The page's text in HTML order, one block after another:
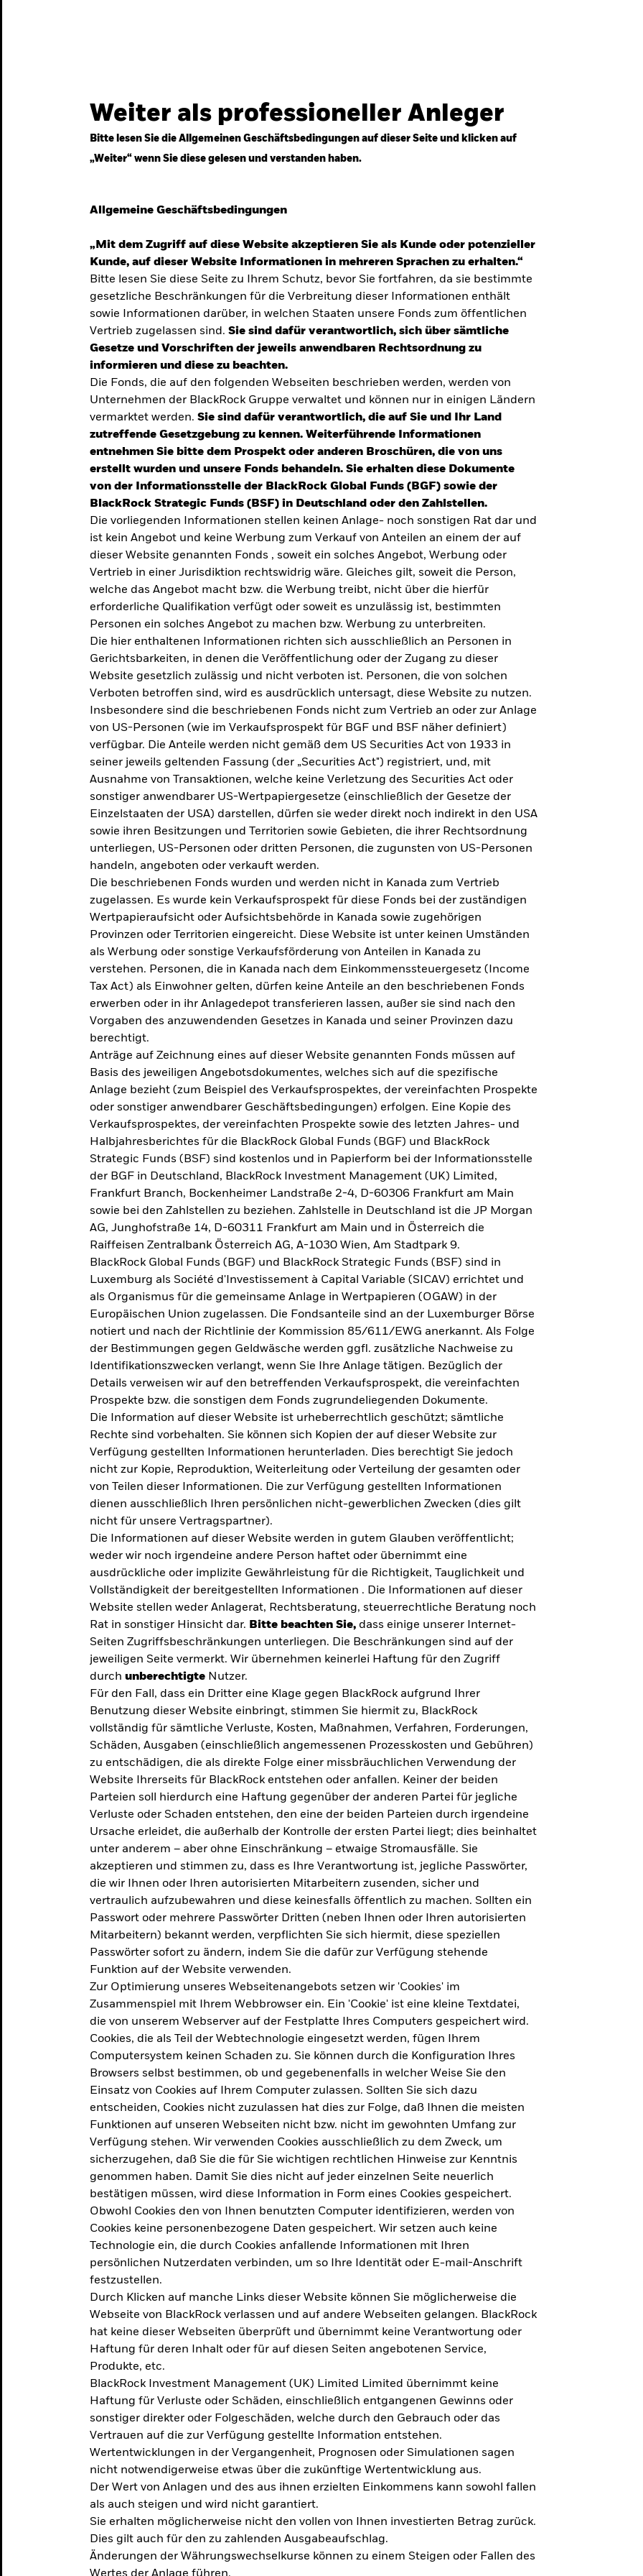
TRENDS & IDEEN
Entdecken Sie unsere
makroökonomischen
Einschätzungen und Anlageideen.
Aktuelle Einschätzungen
UMFRAGE ZUR ALTERSVORSORGE 2025
Realitätscheck Altersvorsorge. Wie
steht es um Ihre Altersvorsorge?
Zu den Ergebnissen
Die
in
das am
verfolgt das
demografische und
Vorschläge, um das
Den Bericht für Deutschland herunterladen
Den Bericht für Europa herunterladen
Weiter als professioneller Anleger
Bitte lesen Sie die Allgemeinen Geschäftsbedingungen auf dieser Seite und klicken auf
„Weiter“ wenn Sie diese gelesen und verstanden haben.
Allgemeine Geschäftsbedingungen
„Mit dem Zugriff auf diese Website akzeptieren Sie als Kunde oder potenzieller
Kunde, auf dieser Website Informationen in mehreren Sprachen zu erhalten.“
Bitte lesen Sie diese Seite zu Ihrem Schutz, bevor Sie fortfahren, da sie bestimmte
gesetzliche Beschränkungen für die Verbreitung dieser Informationen enthält
sowie Informationen darüber, in welchen Staaten unsere Fonds zum öffentlichen
Vertrieb zugelassen sind. Sie sind dafür verantwortlich, sich über sämtliche
Gesetze und Vorschriften der jeweils anwendbaren Rechtsordnung zu
informieren und diese zu beachten.
Die Fonds, die auf den folgenden Webseiten beschrieben werden, werden von
Unternehmen der BlackRock Gruppe verwaltet und können nur in einigen Ländern
vermarktet werden. Sie sind dafür verantwortlich, die auf Sie und Ihr Land
zutreffende Gesetzgebung zu kennen. Weiterführende Informationen
entnehmen Sie bitte dem Prospekt oder anderen Broschüren, die von uns
erstellt wurden und unsere Fonds behandeln. Sie erhalten diese Dokumente
von der Informationsstelle der BlackRock Global Funds (BGF) sowie der
BlackRock Strategic Funds (BSF) in Deutschland oder den Zahlstellen.
Die vorliegenden Informationen stellen keinen Anlage- noch sonstigen Rat dar und
ist kein Angebot und keine Werbung zum Verkauf von Anteilen an einem der auf
dieser Website genannten Fonds , soweit ein solches Angebot, Werbung oder
Vertrieb in einer Jurisdiktion rechtswidrig wäre. Gleiches gilt, soweit die Person,
welche das Angebot macht bzw. die Werbung treibt, nicht über die hierfür
erforderliche Qualifikation verfügt oder soweit es unzulässig ist, bestimmten
Personen ein solches Angebot zu machen bzw. Werbung zu unterbreiten.
Die hier enthaltenen Informationen richten sich ausschließlich an Personen in
Gerichtsbarkeiten, in denen die Veröffentlichung oder der Zugang zu dieser
Website gesetzlich zulässig und nicht verboten ist. Personen, die von solchen
Verboten betroffen sind, wird es ausdrücklich untersagt, diese Website zu nutzen.
Insbesondere sind die beschriebenen Fonds nicht zum Vertrieb an oder zur Anlage
von US-Personen (wie im Verkaufsprospekt für BGF und BSF näher definiert)
verfügbar. Die Anteile werden nicht gemäß dem US Securities Act von 1933 in
seiner jeweils geltenden Fassung (der „Securities Act") registriert, und, mit
Ausnahme von Transaktionen, welche keine Verletzung des Securities Act oder
sonstiger anwendbarer US-Wertpapiergesetze (einschließlich der Gesetze der
Einzelstaaten der USA) darstellen, dürfen sie weder direkt noch indirekt in den USA
sowie ihren Besitzungen und Territorien sowie Gebieten, die ihrer Rechtsordnung
unterliegen, US-Personen oder dritten Personen, die zugunsten von US-Personen
handeln, angeboten oder verkauft werden.
Die beschriebenen Fonds wurden und werden nicht in Kanada zum Vertrieb
zugelassen. Es wurde kein Verkaufsprospekt für diese Fonds bei der zuständigen
Wertpapieraufsicht oder Aufsichtsbehörde in Kanada sowie zugehörigen
Provinzen oder Territorien eingereicht. Diese Website ist unter keinen Umständen
als Werbung oder sonstige Verkaufsförderung von Anteilen in Kanada zu
verstehen. Personen, die in Kanada nach dem Einkommenssteuergesetz (Income
Tax Act) als Einwohner gelten, dürfen keine Anteile an den beschriebenen Fonds
erwerben oder in ihr Anlagedepot transferieren lassen, außer sie sind nach den
Vorgaben des anzuwendenden Gesetzes in Kanada und seiner Provinzen dazu
berechtigt.
Anträge auf Zeichnung eines auf dieser Website genannten Fonds müssen auf
Basis des jeweiligen Angebotsdokumentes, welches sich auf die spezifische
Anlage bezieht (zum Beispiel des Verkaufsprospektes, der vereinfachten Prospekte
oder sonstiger anwendbarer Geschäftsbedingungen) erfolgen. Eine Kopie des
Verkaufsprospektes, der vereinfachten Prospekte sowie des letzten Jahres- und
Halbjahresberichtes für die BlackRock Global Funds (BGF) und BlackRock
Strategic Funds (BSF) sind kostenlos und in Papierform bei der Informationsstelle
der BGF in Deutschland, BlackRock Investment Management (UK) Limited,
Frankfurt Branch, Bockenheimer Landstraße 2-4, D-60306 Frankfurt am Main
sowie bei den Zahlstellen zu beziehen. Zahlstelle in Deutschland ist die JP Morgan
AG, Junghofstraße 14, D-60311 Frankfurt am Main und in Österreich die
Raiffeisen Zentralbank Österreich AG, A-1030 Wien, Am Stadtpark 9.
BlackRock Global Funds (BGF) und BlackRock Strategic Funds (BSF) sind in
Luxemburg als Société d'Investissement à Capital Variable (SICAV) errichtet und
als Organismus für die gemeinsame Anlage in Wertpapieren (OGAW) in der
Europäischen Union zugelassen. Die Fondsanteile sind an der Luxemburger Börse
notiert und nach der Richtlinie der Kommission 85/611/EWG anerkannt. Als Folge
der Bestimmungen gegen Geldwäsche werden ggfl. zusätzliche Nachweise zu
Identifikationszwecken verlangt, wenn Sie Ihre Anlage tätigen. Bezüglich der
Details verweisen wir auf den betreffenden Verkaufsprospekt, die vereinfachten
Prospekte bzw. die sonstigen dem Fonds zugrundeliegenden Dokumente.
Die Information auf dieser Website ist urheberrechtlich geschützt; sämtliche
Rechte sind vorbehalten. Sie können sich Kopien der auf dieser Website zur
Verfügung gestellten Informationen herunterladen. Dies berechtigt Sie jedoch
nicht zur Kopie, Reproduktion, Weiterleitung oder Verteilung der gesamten oder
von Teilen dieser Informationen. Die zur Verfügung gestellten Informationen
dienen ausschließlich Ihren persönlichen nicht-gewerblichen Zwecken (dies gilt
nicht für unsere Vertragspartner).
Die Informationen auf dieser Website werden in gutem Glauben veröffentlicht;
weder wir noch irgendeine andere Person haftet oder übernimmt eine
ausdrückliche oder implizite Gewährleistung für die Richtigkeit, Tauglichkeit und
Vollständigkeit der bereitgestellten Informationen . Die Informationen auf dieser
Website stellen weder Anlagerat, Rechtsberatung, steuerrechtliche Beratung noch
Rat in sonstiger Hinsicht dar. Bitte beachten Sie, dass einige unserer Internet-
Seiten Zugriffsbeschränkungen unterliegen. Die Beschränkungen sind auf der
jeweiligen Seite vermerkt. Wir übernehmen keinerlei Haftung für den Zugriff
durch unberechtigte Nutzer.
Für den Fall, dass ein Dritter eine Klage gegen BlackRock aufgrund Ihrer
Benutzung dieser Website einbringt, stimmen Sie hiermit zu, BlackRock
vollständig für sämtliche Verluste, Kosten, Maßnahmen, Verfahren, Forderungen,
Schäden, Ausgaben (einschließlich angemessenen Prozesskosten und Gebühren)
zu entschädigen, die als direkte Folge einer missbräuchlichen Verwendung der
Website Ihrerseits für BlackRock entstehen oder anfallen. Keiner der beiden
Parteien soll hierdurch eine Haftung gegenüber der anderen Partei für jegliche
Verluste oder Schaden entstehen, den eine der beiden Parteien durch irgendeine
Ursache erleidet, die außerhalb der Kontrolle der ersten Partei liegt; dies beinhaltet
unter anderem – aber ohne Einschränkung – etwaige Stromausfälle. Sie
akzeptieren und stimmen zu, dass es Ihre Verantwortung ist, jegliche Passwörter,
die wir Ihnen oder Ihren autorisierten Mitarbeitern zusenden, sicher und
vertraulich aufzubewahren und diese keinesfalls öffentlich zu machen. Sollten ein
Passwort oder mehrere Passwörter Dritten (neben Ihnen oder Ihren autorisierten
Mitarbeitern) bekannt werden, verpflichten Sie sich hiermit, diese speziellen
Passwörter sofort zu ändern, indem Sie die dafür zur Verfügung stehende
Funktion auf der Website verwenden.
Zur Optimierung unseres Webseitenangebots setzen wir 'Cookies' im
Zusammenspiel mit Ihrem Webbrowser ein. Ein 'Cookie' ist eine kleine Textdatei,
die von unserem Webserver auf der Festplatte Ihres Computers gespeichert wird.
Cookies, die als Teil der Webtechnologie eingesetzt werden, fügen Ihrem
Computersystem keinen Schaden zu. Sie können durch die Konfiguration Ihres
Browsers selbst bestimmen, ob und gegebenenfalls in welcher Weise Sie den
Einsatz von Cookies auf Ihrem Computer zulassen. Sollten Sie sich dazu
entscheiden, Cookies nicht zuzulassen hat dies zur Folge, daß Ihnen die meisten
Funktionen auf unseren Webseiten nicht bzw. nicht im gewohnten Umfang zur
Verfügung stehen. Wir verwenden Cookies ausschließlich zu dem Zweck, um
sicherzugehen, daß Sie die für Sie wichtigen rechtlichen Hinweise zur Kenntnis
genommen haben. Damit Sie dies nicht auf jeder einzelnen Seite neuerlich
bestätigen müssen, wird diese Information in Form eines Cookies gespeichert.
Obwohl Cookies den von Ihnen benutzten Computer identifizieren, werden von
Cookies keine personenbezogene Daten gespeichert. Wir setzen auch keine
Technologie ein, die durch Cookies anfallende Informationen mit Ihren
persönlichen Nutzerdaten verbinden, um so Ihre Identität oder E-mail-Anschrift
festzustellen.
Durch Klicken auf manche Links dieser Website können Sie möglicherweise die
Webseite von BlackRock verlassen und auf andere Webseiten gelangen. BlackRock
hat keine dieser Webseiten überprüft und übernimmt keine Verantwortung oder
Haftung für deren Inhalt oder für auf diesen Seiten angebotenen Service,
Produkte, etc.
BlackRock Investment Management (UK) Limited Limited übernimmt keine
Haftung für Verluste oder Schäden, einschließlich entgangenen Gewinns oder
sonstiger direkter oder Folgeschäden, welche durch den Gebrauch oder das
Vertrauen auf die zur Verfügung gestellte Information entstehen.
Wertentwicklungen in der Vergangenheit, Prognosen oder Simulationen sagen
nicht notwendigerweise etwas über die zukünftige Wertentwicklung aus.
Der Wert von Anlagen und des aus ihnen erzielten Einkommens kann sowohl fallen
als auch steigen und wird nicht garantiert.
Sie erhalten möglicherweise nicht den vollen von Ihnen investierten Betrag zurück.
Dies gilt auch für den zu zahlenden Ausgabeaufschlag.
Änderungen der Währungswechselkurse können zu einem Steigen oder Fallen des